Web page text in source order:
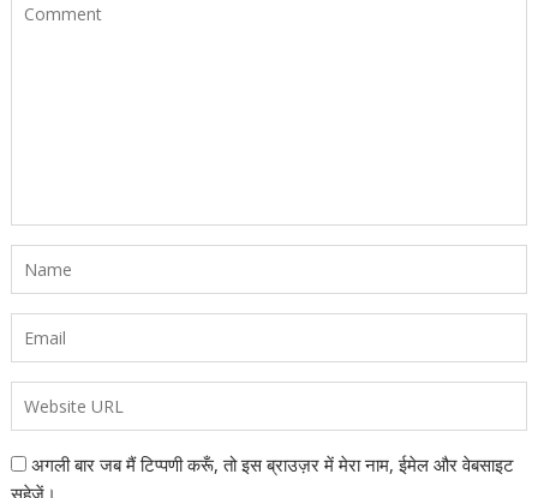
अगली बार जब मैं टिप्पणी करूँ, तो इस ब्राउज़र में मेरा नाम, ईमेल और वेबसाइट